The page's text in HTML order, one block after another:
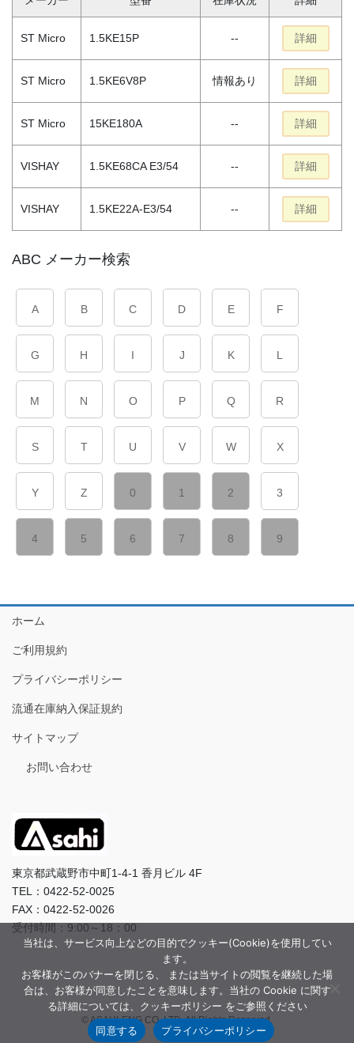
ST Micro 1.5KE15P -- 詳細
ST Micro 1.5KE6V8P 情報あり 詳細
ST Micro 15KE180A -- 詳細
VISHAY 1.5KE68CA E3/54 -- 詳細
VISHAY 1.5KE22A-E3/54 -- 詳細
ABC メーカー検索
A B C D E F
G H I J K L
M N O P Q R
S T U V W X
Y Z 0 1 2 3
4 5 6 7 8 9
ホーム
ご利用規約
プライバシーポリシー
流通在庫納入保証規約
サイトマップ
お問い合わせ
東京都武蔵野市中町1-4-1 香月ビル 4F
TEL：0422-52-0025
FAX：0422-52-0026
受付時間：9:00～18：00
© ASAHI-ENG CO.,LTD. All Rights Reserved.
当社は、サービス向上などの目的でクッキー(Cookie)を使用してい
ます。
お客様がこのバナーを閉じる、 または当サイトの閲覧を継続した場
合は、お客様が同意したことを意味します。当社の Cookie に関す
る詳細については、クッキーポリシー をご参照ください
同意する
プライバシーポリシー